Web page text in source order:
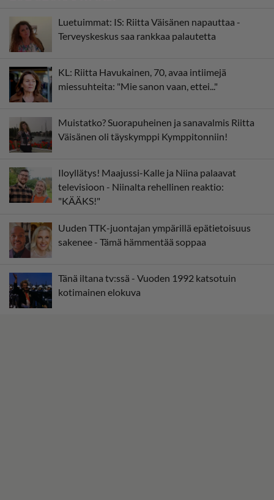
Luetuimmat: IS: Riitta Väisänen napauttaa -
Terveyskeskus saa rankkaa palautetta
KL: Riitta Havukainen, 70, avaa intiimejä
miessuhteita: "Mie sanon vaan, ettei..."
Muistatko? Suorapuheinen ja sanavalmis Riitta
Väisänen oli täyskymppi Kymppitonniin!
Iloyllätys! Maajussi-Kalle ja Niina palaavat
televisioon - Niinalta rehellinen reaktio:
"KÄÄKS!"
Uuden TTK-juontajan ympärillä epätietoisuus
sakenee - Tämä hämmentää soppaa
Tänä iltana tv:ssä - Vuoden 1992 katsotuin
kotimainen elokuva